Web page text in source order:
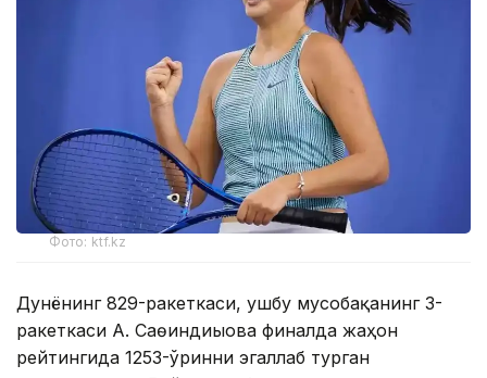
Фото: ktf.kz
Дунёнинг 829-ракеткаси, ушбу мусобақанинг 3-
ракеткаси А. Саөиндиыова финалда жаҳон
рейтингида 1253-ўринни эгаллаб турган